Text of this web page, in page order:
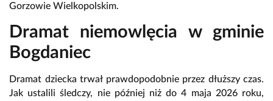
Gorzowie Wielkopolskim.
Dramat niemowlęcia w gminie
Bogdaniec
Dramat dziecka trwał prawdopodobnie przez dłuższy czas.
Jak ustalili śledczy, nie później niż do 4 maja 2026 roku,